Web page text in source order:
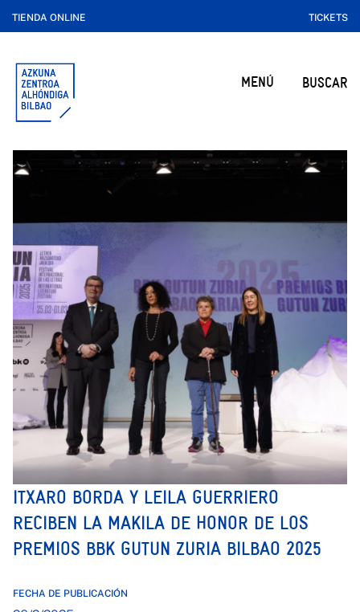
TIENDA ONLINE TICKETS
MENÚ BUSCAR
ITXARO BORDA Y LEILA GUERRIERO
RECIBEN LA MAKILA DE HONOR DE LOS
PREMIOS BBK GUTUN ZURIA BILBAO 2025
FECHA DE PUBLICACIÓN